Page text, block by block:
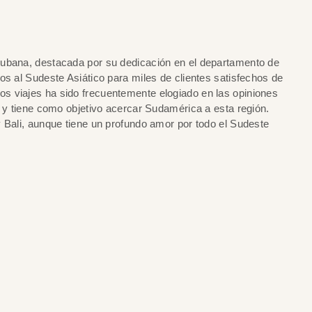
destacada por su dedicación en el departamento de
al Sudeste Asiático para miles de clientes satisfechos de
viajes ha sido frecuentemente elogiado en las opiniones
tiene como objetivo acercar Sudamérica a esta región.
aunque tiene un profundo amor por todo el Sudeste